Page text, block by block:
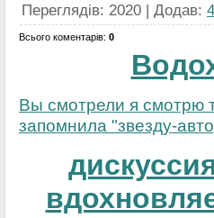
Переглядів: 2020 | Додав:
Всього коментарів: 0
Вы смотрели я смотрю
запомнила "звезду-